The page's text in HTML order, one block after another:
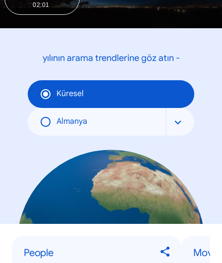
02:01
yılının arama trendlerine göz atın -
Küresel
Almanya
People